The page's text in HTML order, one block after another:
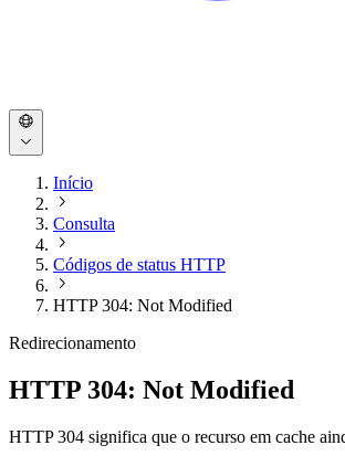
Início
Consulta
Códigos de status HTTP
HTTP 304: Not Modified
Redirecionamento
HTTP 304: Not Modified
HTTP 304 significa que o recurso em cache